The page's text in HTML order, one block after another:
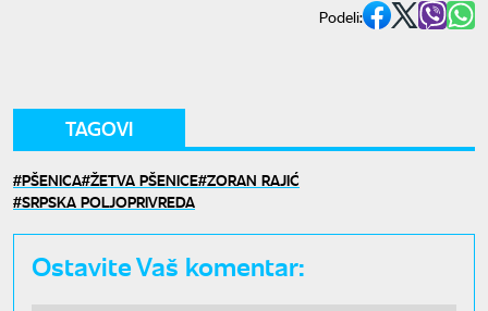
Podeli:
TAGOVI
PŠENICA ŽETVA PŠENICE ZORAN RAJIĆ
SRPSKA POLJOPRIVREDA
Ostavite Vaš komentar: